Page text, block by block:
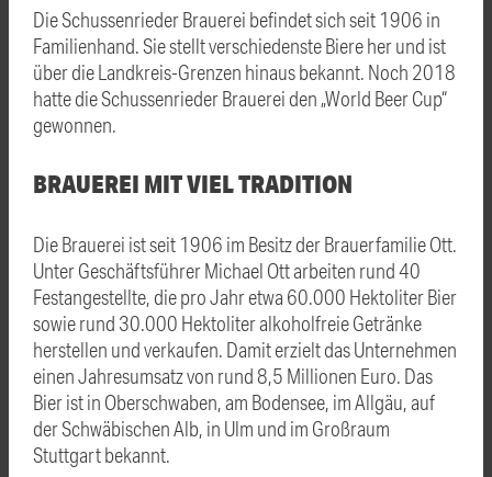
Die Schussenrieder Brauerei befindet sich seit 1906 in
Familienhand. Sie stellt verschiedenste Biere her und ist
über die Landkreis-Grenzen hinaus bekannt. Noch 2018
hatte die Schussenrieder Brauerei den „World Beer Cup“
gewonnen.
BRAUEREI MIT VIEL TRADITION
Die Brauerei ist seit 1906 im Besitz der Brauerfamilie Ott.
Unter Geschäftsführer Michael Ott arbeiten rund 40
Festangestellte, die pro Jahr etwa 60.000 Hektoliter Bier
sowie rund 30.000 Hektoliter alkoholfreie Getränke
herstellen und verkaufen. Damit erzielt das Unternehmen
einen Jahresumsatz von rund 8,5 Millionen Euro. Das
Bier ist in Oberschwaben, am Bodensee, im Allgäu, auf
der Schwäbischen Alb, in Ulm und im Großraum
Stuttgart bekannt.